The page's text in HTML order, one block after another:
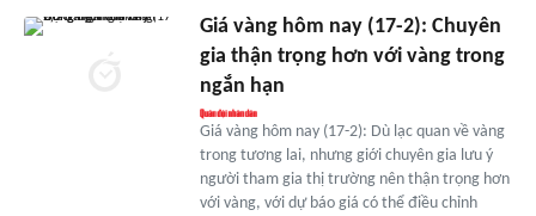
Giá vàng hôm nay (17-2): Chuyên
gia thận trọng hơn với vàng trong
ngắn hạn
Giá vàng hôm nay (17-2): Dù lạc quan về vàng
trong tương lai, nhưng giới chuyên gia lưu ý
người tham gia thị trường nên thận trọng hơn
với vàng, với dự báo giá có thể điều chỉnh